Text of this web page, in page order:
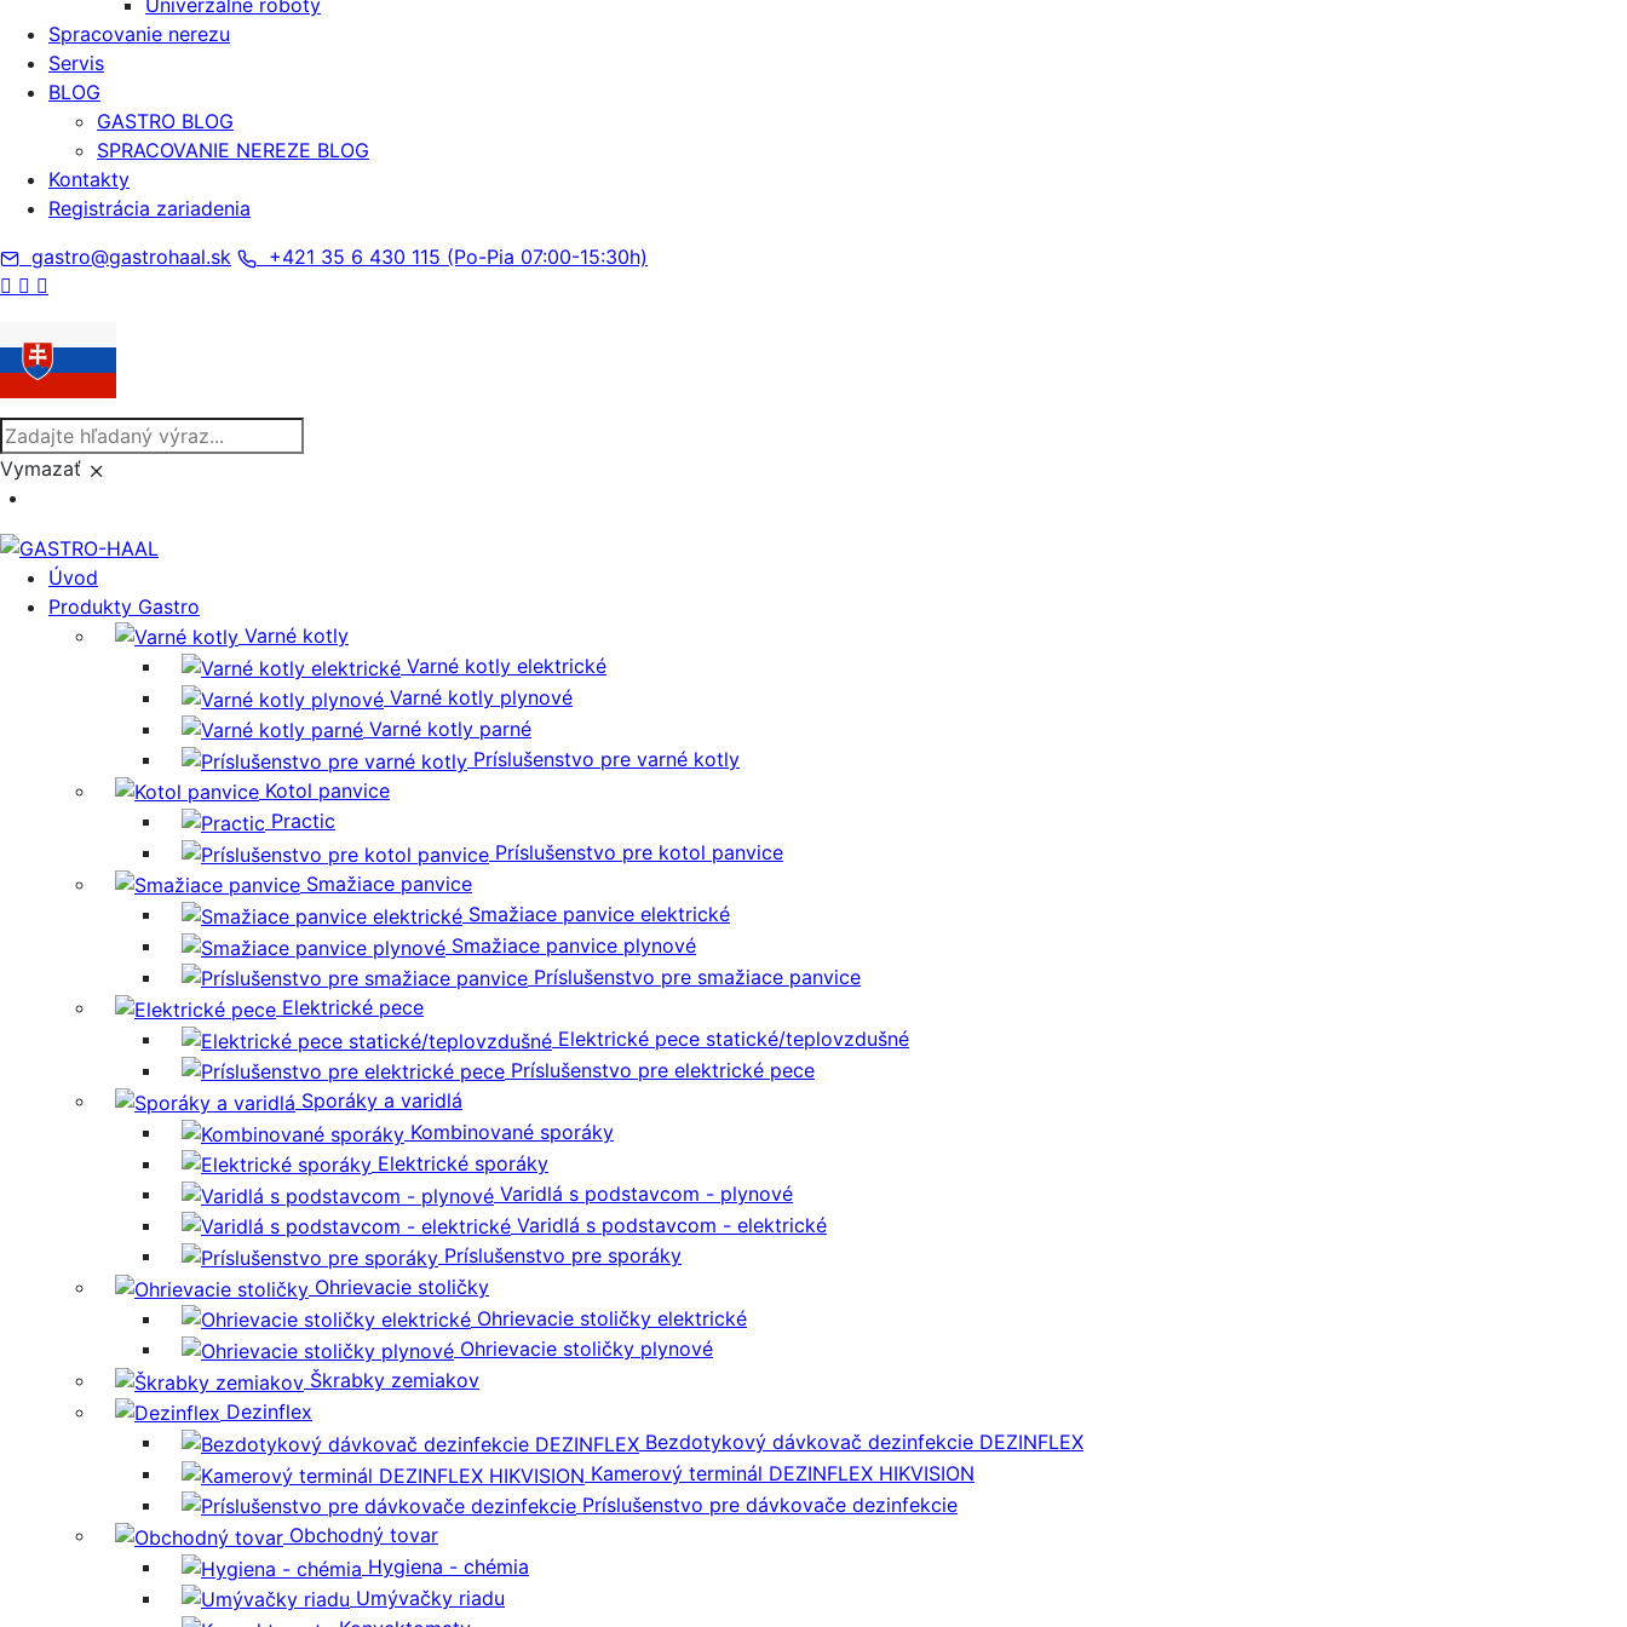
Univerzálne roboty
Spracovanie nerezu
Servis
BLOG
GASTRO BLOG
SPRACOVANIE NEREZE BLOG
Kontakty
Registrácia zariadenia
gastro@gastrohaal.sk
+421 35 6 430 115 (Po-Pia 07:00-15:30h)
Vymazať
Úvod
Produkty Gastro
Varné kotly
Varné kotly elektrické
Varné kotly plynové
Varné kotly parné
Príslušenstvo pre varné kotly
Kotol panvice
Practic
Príslušenstvo pre kotol panvice
Smažiace panvice
Smažiace panvice elektrické
Smažiace panvice plynové
Príslušenstvo pre smažiace panvice
Elektrické pece
Elektrické pece statické/teplovzdušné
Príslušenstvo pre elektrické pece
Sporáky a varidlá
Kombinované sporáky
Elektrické sporáky
Varidlá s podstavcom - plynové
Varidlá s podstavcom - elektrické
Príslušenstvo pre sporáky
Ohrievacie stoličky
Ohrievacie stoličky elektrické
Ohrievacie stoličky plynové
Škrabky zemiakov
Dezinflex
Bezdotykový dávkovač dezinfekcie DEZINFLEX
Kamerový terminál DEZINFLEX HIKVISION
Príslušenstvo pre dávkovače dezinfekcie
Obchodný tovar
Hygiena - chémia
Umývačky riadu